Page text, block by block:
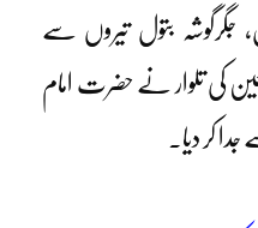
جگرگوشہ بتول تیروں سے
کی تلوار نے حضرت امام
کر دیا۔